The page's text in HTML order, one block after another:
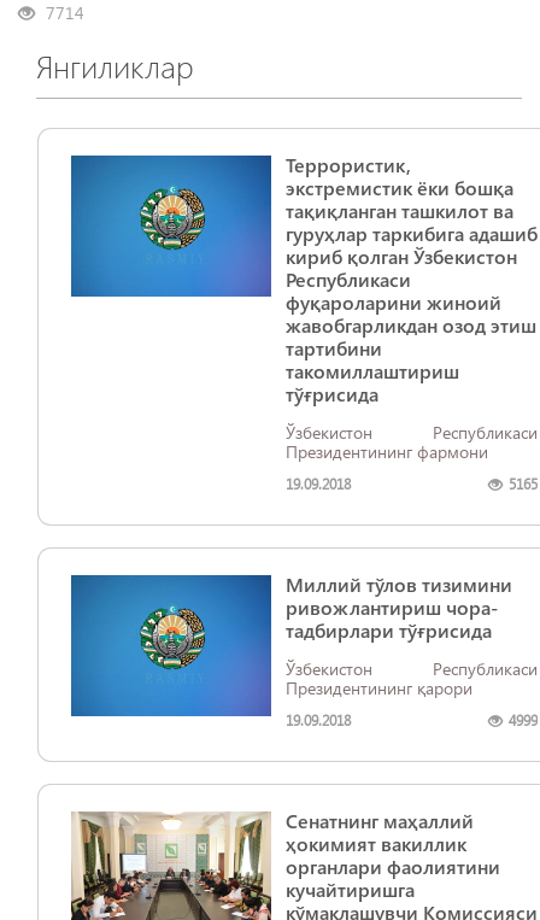
7714
Янгиликлар
Террористик,
экстремистик ёки бошқа
тақиқланган ташкилот ва
гуруҳлар таркибига адашиб
кириб қолган Ўзбекистон
Республикаси
фуқароларини жиноий
жавобгарликдан озод этиш
тартибини
такомиллаштириш
тўғрисида
Ўзбекистон Республикаси
Президентининг фармони
19.09.2018 5165
Миллий тўлов тизимини
ривожлантириш чора-
тадбирлари тўғрисида
Ўзбекистон Республикаси
Президентининг қарори
19.09.2018 4999
Сенатнинг маҳаллий
ҳокимият вакиллик
органлари фаолиятини
кучайтиришга
кўмаклашувчи Комиссияси